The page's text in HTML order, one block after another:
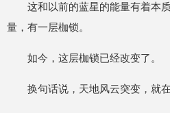
这和以前的蓝星的能量有着本
量，有一层枷锁。
如今，这层枷锁已经改变了。
换句话说，天地风云突变，就在